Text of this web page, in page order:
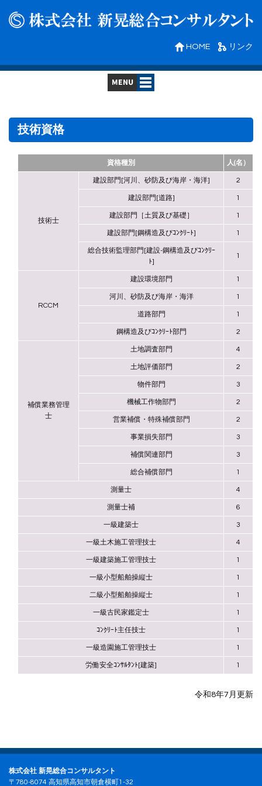
HOME リンク
会社案内 業務内容
採用情報
社内行事 リンク
お問い合わせ
技術資格
資格種別 人(名）
技術士
建設部門[河川、砂防及び海岸・海洋] 2
建設部門[道路] 1
建設部門［土質及び基礎］ 1
建設部門[鋼構造及びｺﾝｸﾘｰﾄ] 1
総合技術監理部門[建設-鋼構造及びｺﾝｸﾘｰ
ﾄ]
1
RCCM
建設環境部門 1
河川、砂防及び海岸・海洋 1
道路部門 1
鋼構造及びｺﾝｸﾘｰﾄ部門 2
補償業務管理
士
土地調査部門 4
土地評価部門 2
物件部門 3
機械工作物部門 2
営業補償・特殊補償部門 2
事業損失部門 3
補償関連部門 3
総合補償部門 1
測量士 4
測量士補 6
一級建築士 3
一級土木施工管理技士 4
一級建築施工管理技士 1
一級小型船舶操縦士 1
二級小型船舶操縦士 1
一級古民家鑑定士 1
ｺﾝｸﾘｰﾄ主任技士 1
一級造園施工管理技士 1
労働安全ｺﾝｻﾙﾀﾝﾄ[建築] 1
令和8年7月更新
株式会社 新晃総合コンサルタント
〒780-8074 高知県高知市朝倉横町1-32